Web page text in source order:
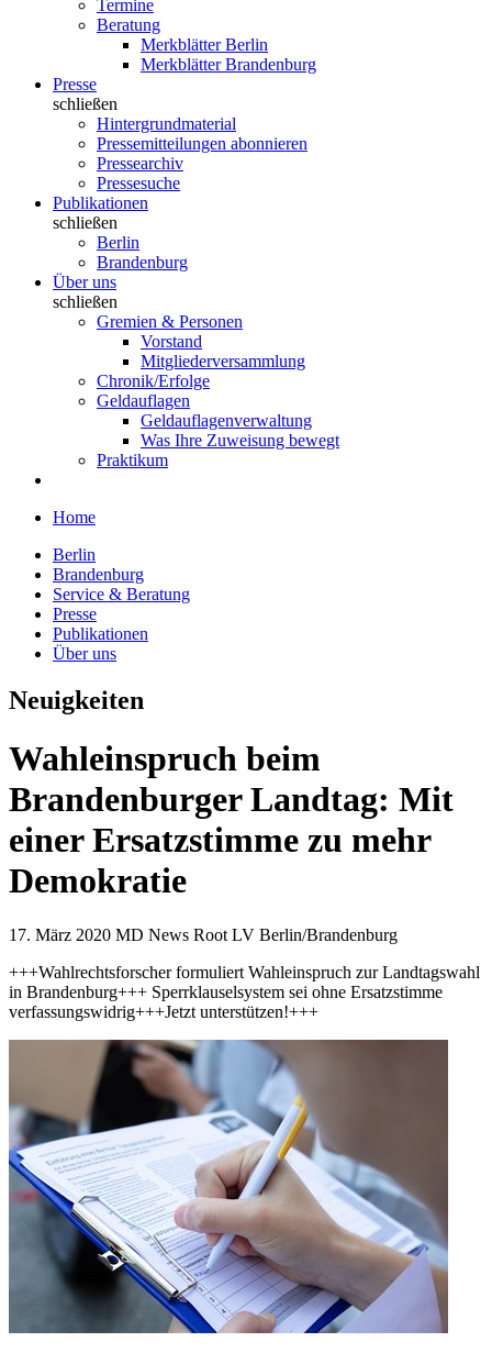
Termine
Beratung
Merkblätter Berlin
Merkblätter Brandenburg
Presse
schließen
Hintergrundmaterial
Pressemitteilungen abonnieren
Pressearchiv
Pressesuche
Publikationen
schließen
Berlin
Brandenburg
Über uns
schließen
Gremien & Personen
Vorstand
Mitgliederversammlung
Chronik/Erfolge
Geldauflagen
Geldauflagenverwaltung
Was Ihre Zuweisung bewegt
Praktikum
Home
Berlin
Brandenburg
Service & Beratung
Presse
Publikationen
Über uns
Neuigkeiten
Wahleinspruch beim
Brandenburger Landtag: Mit
einer Ersatzstimme zu mehr
Demokratie
17. März 2020 MD News Root LV Berlin/Brandenburg
+++Wahlrechtsforscher formuliert Wahleinspruch zur Landtagswahl
in Brandenburg+++ Sperrklauselsystem sei ohne Ersatzstimme
verfassungswidrig+++Jetzt unterstützen!+++